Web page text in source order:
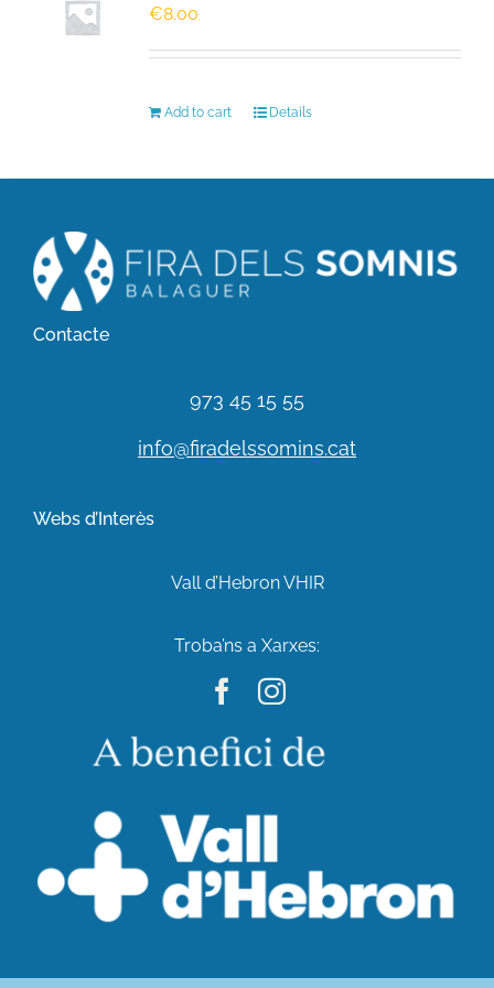
HISTÒRIC
FER UN DONATIU!
€8.00
Add to cart Details
Contacte
973 45 15 55
info@firadelssomins.cat
Webs d’Interès
Vall d’Hebron VHIR
Troba’ns a Xarxes: